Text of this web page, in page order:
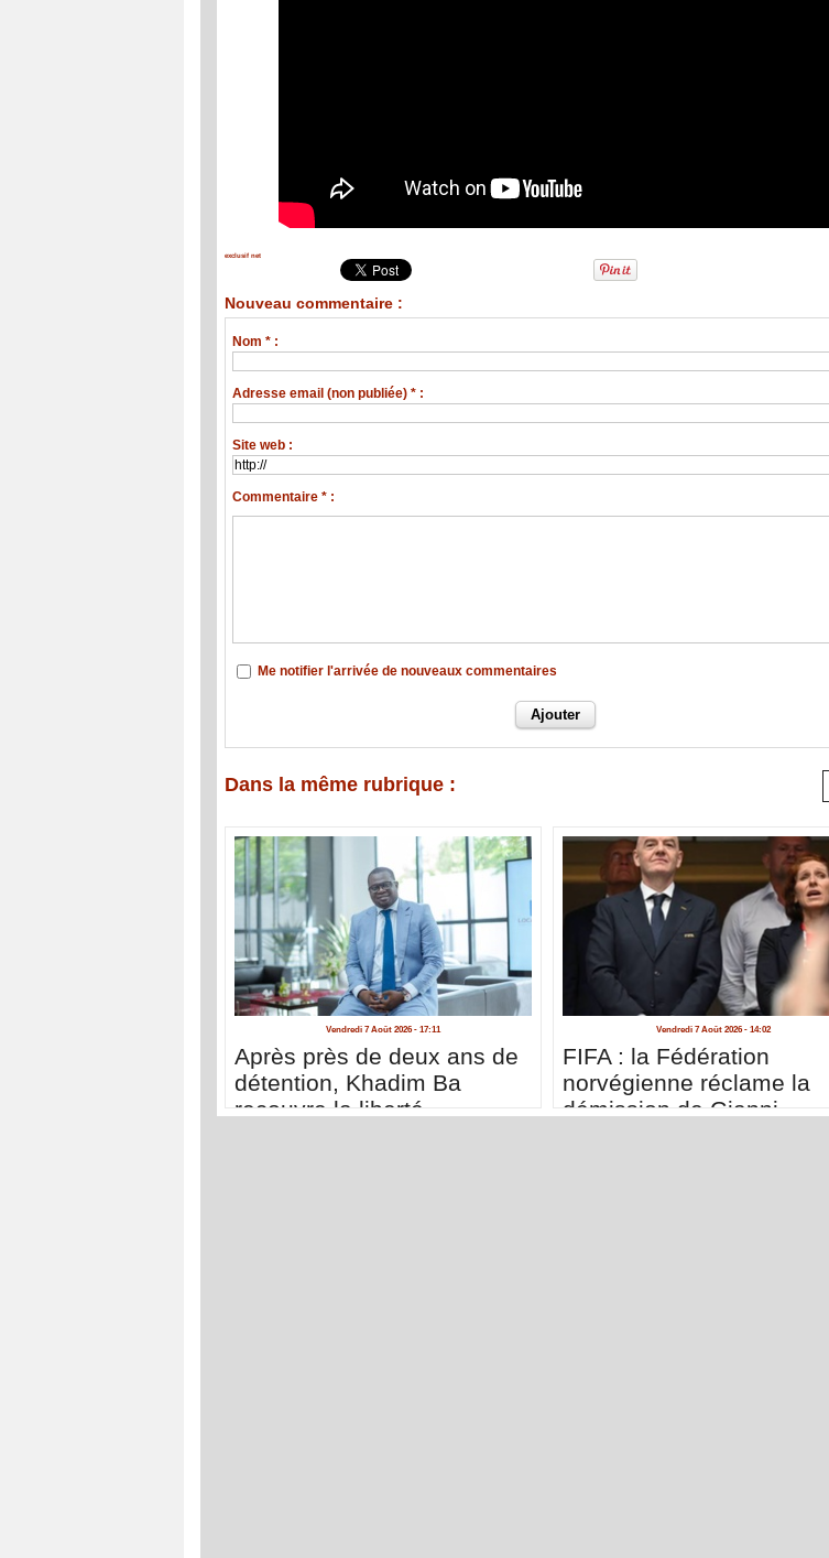
exclusif net
Nouveau commentaire :
Nom * :
Adresse email (non publiée) * :
Site web :
Commentaire * :
Me notifier l'arrivée de nouveaux commentaires
Dans la même rubrique :
Vendredi 7 Août 2026 - 17:11
Après près de deux ans de
détention, Khadim Ba
recouvre la liberté
Vendredi 7 Août 2026 - 14:02
FIFA : la Fédération
norvégienne réclame la
démission de Gianni